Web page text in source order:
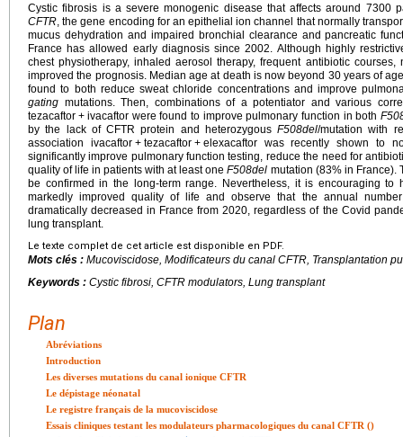
Cystic fibrosis is a severe monogenic disease that affects around 7300
CFTR, the gene encoding for an epithelial ion channel that normally
mucus dehydration and impaired bronchial clearance and pancreatic
France has allowed early diagnosis since 2002. Although highly
chest physiotherapy, inhaled aerosol therapy, frequent antibiotic
improved the prognosis. Median age at death is now beyond 30 years of
found to both reduce sweat chloride concentrations and improve
gating mutations. Then, combinations of a potentiator and various
tezacaftor + ivacaftor were found to improve pulmonary function in both
by the lack of CFTR protein and heterozygousF508del/mutation with
association ivacaftor + tezacaftor + elexacaftor was recently shown to
significantly improve pulmonary function testing, reduce the need for
quality of life in patients with at least oneF508del mutation (83% in France).
be confirmed in the long-term range. Nevertheless, it is encouraging to
markedly improved quality of life and observe that the annual
dramatically decreased in France from 2020, regardless of the Covid
lung transplant.
Le texte complet de cet article est disponible en PDF.
Mots clés : Mucoviscidose, Modificateurs du canal CFTR, Transplantation
Keywords : Cystic fibrosi, CFTR modulators, Lung transplant
Plan
Abréviations
Introduction
Les diverses mutations du canal ionique CFTR
Le dépistage néonatal
Le registre français de la mucoviscidose
Essais cliniques testant les modulateurs pharmacologiques du canal CFTR ()